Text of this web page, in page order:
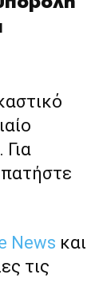
Για
News και
τις